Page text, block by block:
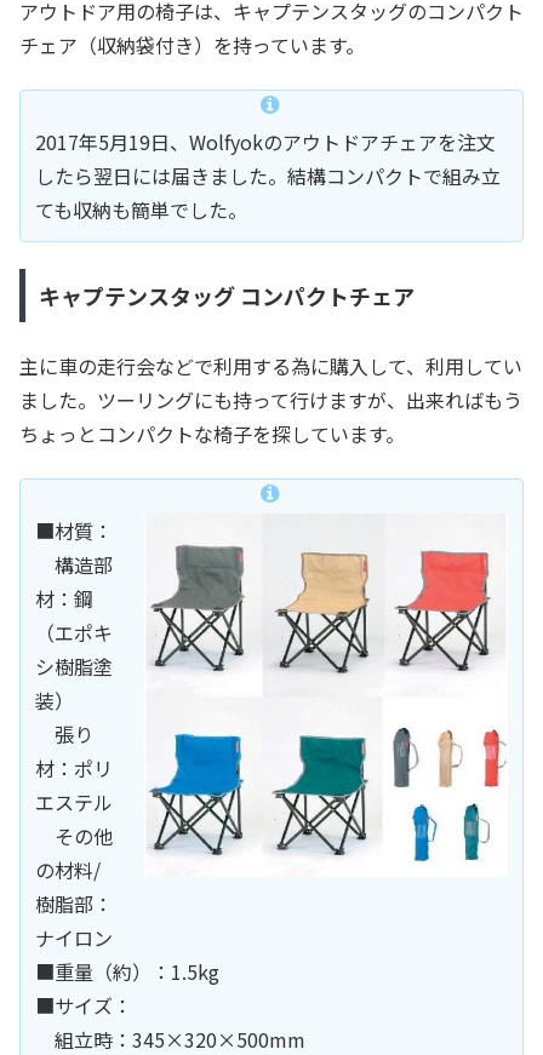
アウトドア用の椅子は、キャプテンスタッグのコンパクト
チェア（収納袋付き）を持っています。
2017年5月19日、Wolfyokのアウトドアチェアを注文
したら翌日には届きました。結構コンパクトで組み立
ても収納も簡単でした。
キャプテンスタッグ コンパクトチェア
主に車の走行会などで利用する為に購入して、利用してい
ました。ツーリングにも持って行けますが、出来ればもう
ちょっとコンパクトな椅子を探しています。
■材質：
構造部
材：鋼
（エポキ
シ樹脂塗
装）
張り
材：ポリ
エステル
その他
の材料/
樹脂部：
ナイロン
■重量（約）：1.5kg
■サイズ：
組立時：345×320×500mm